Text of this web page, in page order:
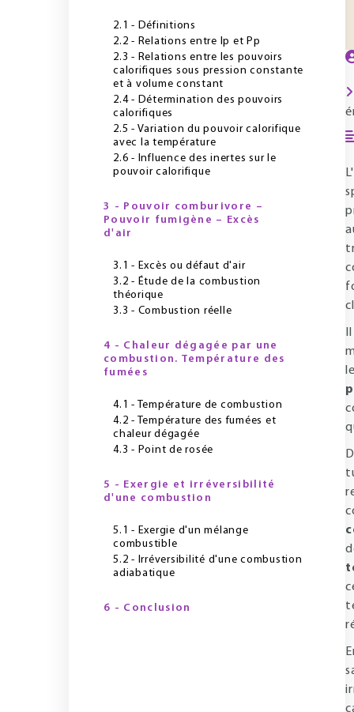
2.1 - Définitions
2.2 - Relations entre Ip et Pp
2.3 - Relations entre les pouvoirs
calorifiques sous pression constante
et à volume constant
2.4 - Détermination des pouvoirs
calorifiques
2.5 - Variation du pouvoir calorifique
avec la température
2.6 - Influence des inertes sur le
pouvoir calorifique
3 - Pouvoir comburivore –
Pouvoir fumigène – Excès
d'air
3.1 - Excès ou défaut d'air
3.2 - Étude de la combustion
théorique
3.3 - Combustion réelle
4 - Chaleur dégagée par une
combustion. Température des
fumées
4.1 - Température de combustion
4.2 - Température des fumées et
chaleur dégagée
4.3 - Point de rosée
5 - Exergie et irréversibilité
d'une combustion
5.1 - Exergie d'un mélange
combustible
5.2 - Irréversibilité d'une combustion
adiabatique
6 - Conclusion